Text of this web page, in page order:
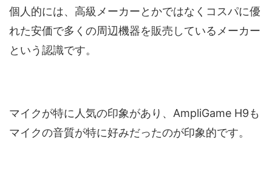
個人的には、高級メーカーとかではなくコスパに優
れた安価で多くの周辺機器を販売しているメーカー
という認識です。
マイクが特に人気の印象があり、AmpliGame H9も
マイクの音質が特に好みだったのが印象的です。